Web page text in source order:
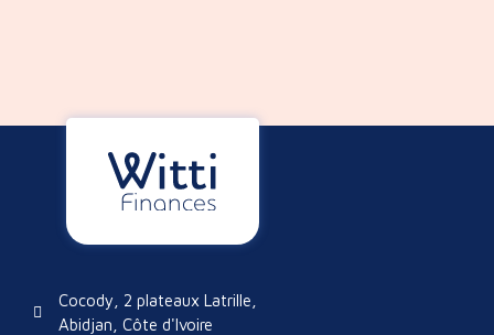
Cocody, 2 plateaux Latrille,
Abidjan, Côte d'Ivoire